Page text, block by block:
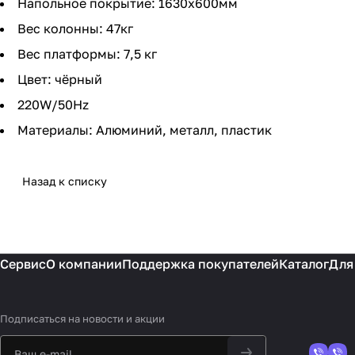
Напольное покрытие: 1630х600мм
Вес колонны: 47кг
Вес платформы: 7,5 кг
Цвет: чёрный
220W/50Hz
Материалы: Алюминий, металл, пластик
Назад к списку
СервисО компанииПоддержка покупателейКаталогДля
Подписаться на новости и акции